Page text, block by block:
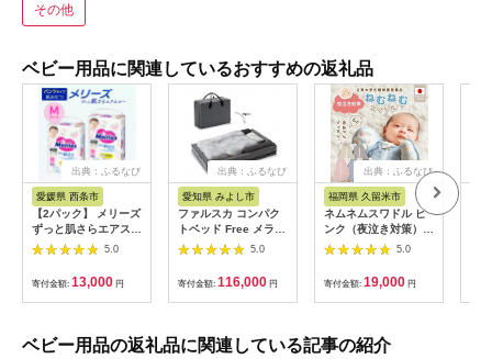
その他
ベビー用品に関連しているおすすめの返礼品
出典：ふるなび
愛媛県 西条市
【2パック】 メリーズ
ずっと肌さらエアスル
ー 【パンツタイ
プ】 Mサイズ（52枚
入り）×2パック ｜オ
ムツ 紙おむつ ベビー
用品
5.0
寄付金額: 13,000 円
出典：ふるなび
愛知県 みよし市
ファルスカ コンパク
トベッド Free メラン
ジグレー
【1667002】
5.0
寄付金額: 116,000 円
出典：ふるなび
福岡県 久留米市
ネムネムスワドル ピ
ンク（夜泣き対策）_
スワドル 新生児 日本
製 手が出せる おくる
み モロー反射 スワド
リング 0ヶ月 1ヶ月 2
ヶ月 3ヶ月 赤ちゃん
軽減 背中スイッチ 夜
泣き対策 ねむねむス
5.0
寄付金額: 19,000 円
ベビー用品の返礼品に関連している記事の紹介